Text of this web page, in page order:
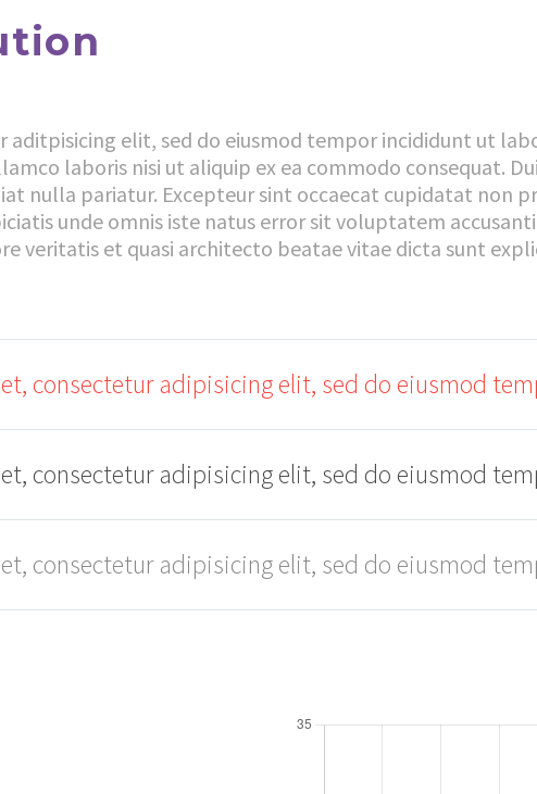
elit, sed do eiusmod tempor incididunt ut
laboris nisi ut aliquip ex ea commodo consequat.
nulla pariatur. Excepteur sint occaecat cupidatat non
unde omnis iste natus error sit voluptatem
veritatis et quasi architecto beatae vitae dicta sunt
consectetur adipisicing elit, sed do eiusmod
consectetur adipisicing elit, sed do eiusmod
consectetur adipisicing elit, sed do eiusmod